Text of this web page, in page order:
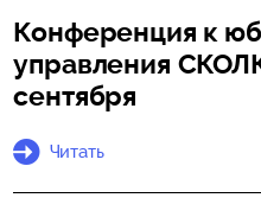
Конференция к
управления
сентября
Читать